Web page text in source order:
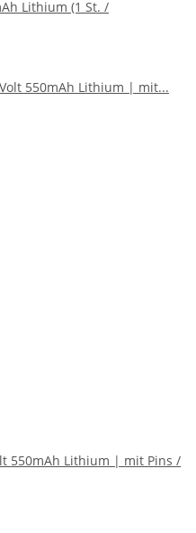
Lithium (1 St. /
550mAh Lithium | mit Pins /